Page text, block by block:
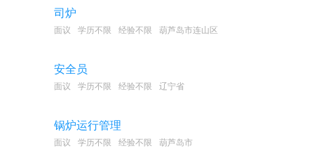
司炉
面议 学历不限 经验不限 葫芦岛市连山区
安全员
面议 学历不限 经验不限 辽宁省
锅炉运行管理
面议 学历不限 经验不限 葫芦岛市